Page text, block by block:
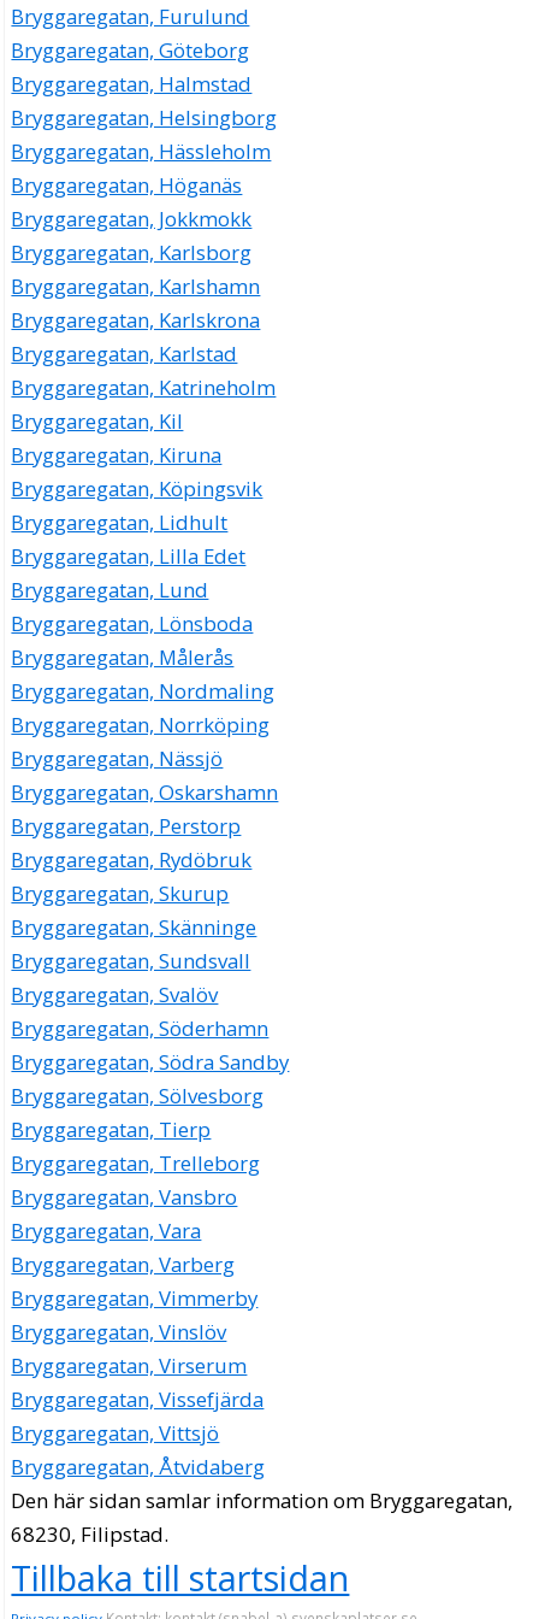
Bryggaregatan, Furulund
Bryggaregatan, Göteborg
Bryggaregatan, Halmstad
Bryggaregatan, Helsingborg
Bryggaregatan, Hässleholm
Bryggaregatan, Höganäs
Bryggaregatan, Jokkmokk
Bryggaregatan, Karlsborg
Bryggaregatan, Karlshamn
Bryggaregatan, Karlskrona
Bryggaregatan, Karlstad
Bryggaregatan, Katrineholm
Bryggaregatan, Kil
Bryggaregatan, Kiruna
Bryggaregatan, Köpingsvik
Bryggaregatan, Lidhult
Bryggaregatan, Lilla Edet
Bryggaregatan, Lund
Bryggaregatan, Lönsboda
Bryggaregatan, Målerås
Bryggaregatan, Nordmaling
Bryggaregatan, Norrköping
Bryggaregatan, Nässjö
Bryggaregatan, Oskarshamn
Bryggaregatan, Perstorp
Bryggaregatan, Rydöbruk
Bryggaregatan, Skurup
Bryggaregatan, Skänninge
Bryggaregatan, Sundsvall
Bryggaregatan, Svalöv
Bryggaregatan, Söderhamn
Bryggaregatan, Södra Sandby
Bryggaregatan, Sölvesborg
Bryggaregatan, Tierp
Bryggaregatan, Trelleborg
Bryggaregatan, Vansbro
Bryggaregatan, Vara
Bryggaregatan, Varberg
Bryggaregatan, Vimmerby
Bryggaregatan, Vinslöv
Bryggaregatan, Virserum
Bryggaregatan, Vissefjärda
Bryggaregatan, Vittsjö
Bryggaregatan, Åtvidaberg
Den här sidan samlar information om Bryggaregatan,
68230, Filipstad.
Tillbaka till startsidan